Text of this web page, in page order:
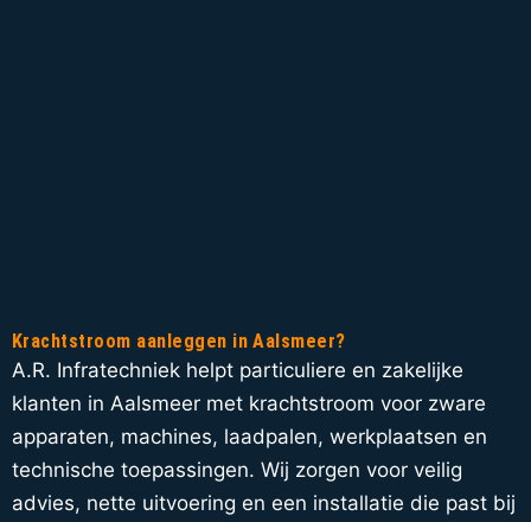
Krachtstroom aanleggen in Aalsmeer?
A.R. Infratechniek helpt particuliere en zakelijke
klanten in Aalsmeer met krachtstroom voor zware
apparaten, machines, laadpalen, werkplaatsen en
technische toepassingen. Wij zorgen voor veilig
advies, nette uitvoering en een installatie die past bij